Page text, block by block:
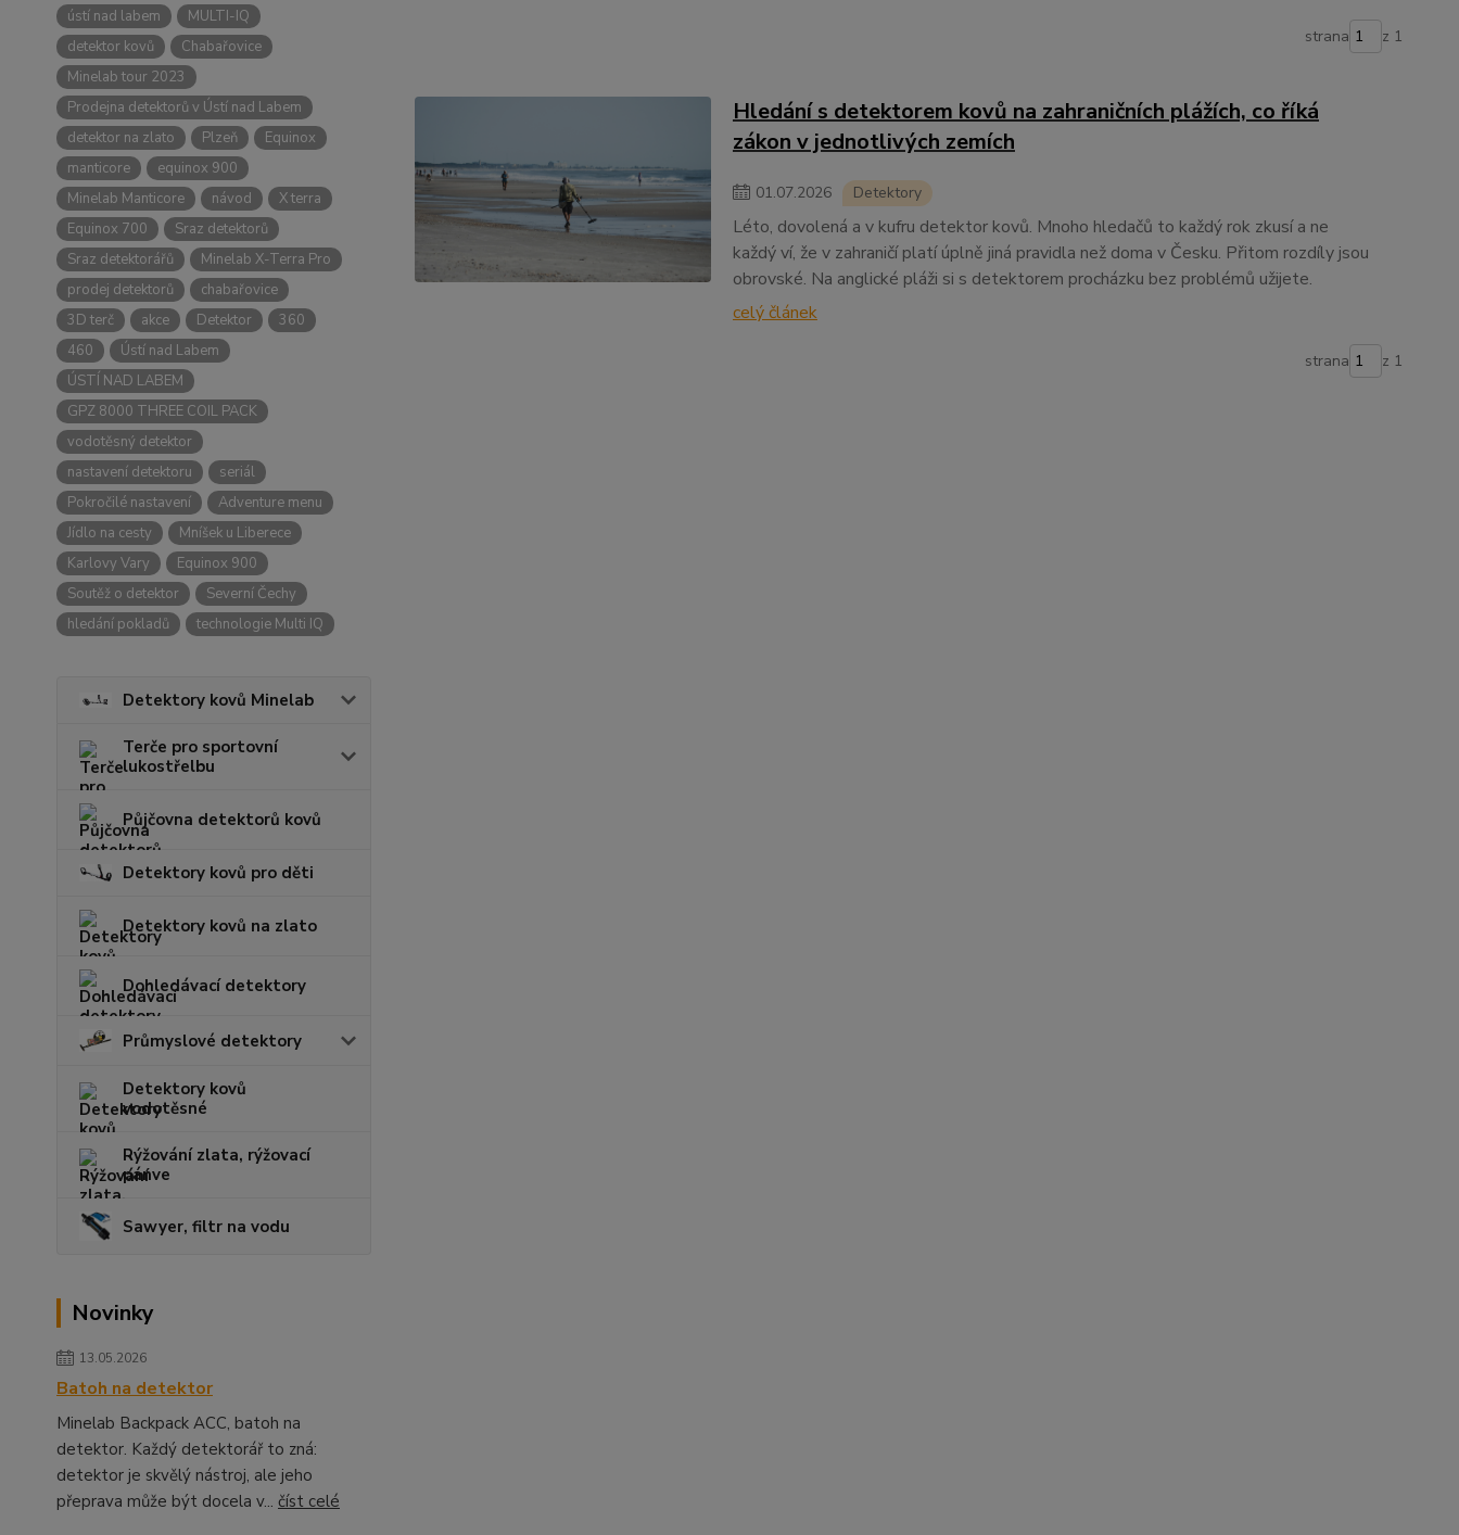
ústí nad labem
MULTI-IQ
detektor kovů
Chabařovice
Minelab tour 2023
Prodejna detektorů v Ústí nad Labem
detektor na zlato
Plzeň
Equinox
manticore
equinox 900
Minelab Manticore
návod
X terra
Equinox 700
Sraz detektorů
Sraz detektorářů
Minelab X-Terra Pro
prodej detektorů
chabařovice
3D terč
akce Detektor
360
460
Ústí nad Labem
ÚSTÍ NAD LABEM
GPZ 8000 THREE COIL PACK
vodotěsný detektor
nastavení detektoru
seriál
Pokročilé nastavení
Adventure menu
Jídlo na cesty
Mníšek u Liberece
Karlovy Vary
Equinox 900
Soutěž o detektor
Severní Čechy
hledání pokladů
technologie Multi IQ
Detektory kovů Minelab
Terče pro sportovní
lukostřelbu
Půjčovna detektorů kovů
Detektory kovů pro děti
Detektory kovů na zlato
Dohledávací detektory
Průmyslové detektory
Detektory kovů
vodotěsné
Rýžování zlata, rýžovací
pánve
Sawyer, filtr na vodu
Novinky
13.05.2026
Batoh na detektor
Minelab Backpack ACC, batoh na
detektor. Každý detektorář to zná:
detektor je skvělý nástroj, ale jeho
přeprava může být docela v... číst celé
strana z 1
Hledání s detektorem kovů na zahraničních plážích, co říká
zákon v jednotlivých zemích
01.07.2026 Detektory
Léto, dovolená a v kufru detektor kovů. Mnoho hledačů to každý rok zkusí a ne
každý ví, že v zahraničí platí úplně jiná pravidla než doma v Česku. Přitom rozdíly jsou
obrovské. Na anglické pláži si s detektorem procházku bez problémů užijete.
celý článek
strana z 1